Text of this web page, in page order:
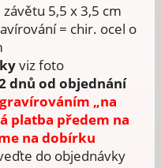
5,5 x 3,5 cm
= chir. ocel o
viz foto
dnů od objednání
„na
platba předem na
na dobírku
do objednávky